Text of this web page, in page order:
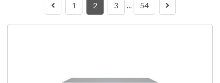
1 2 3 … 54